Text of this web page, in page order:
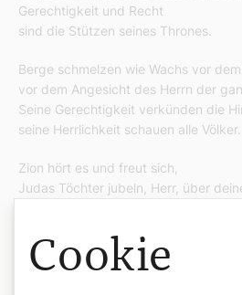
Gerechtigkeit und Recht
sind die Stützen seines Thrones.
Berge schmelzen wie Wachs vor dem
vor dem Angesicht des Herrn der
Seine Gerechtigkeit verkünden die
seine Herrlichkeit schauen alle Völker.
Zion hört es und freut sich,
Judas Töchter jubeln, Herr, über
hoch erhaben bist du über alle Götter.
Cookie